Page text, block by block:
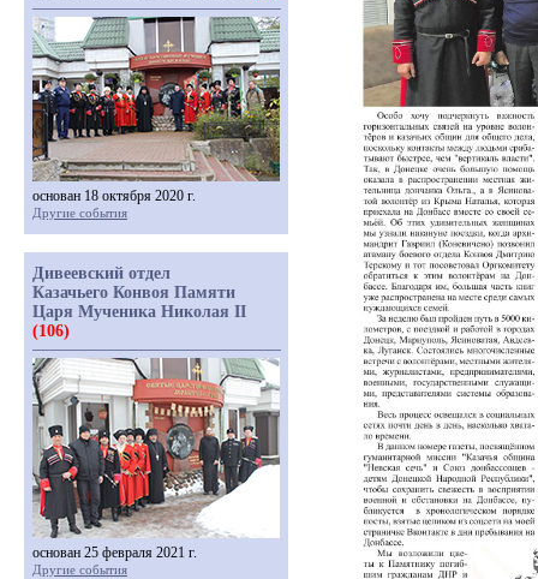
основан 18 октября 2020 г.
Другие события
Дивеевский отдел
Казачьего Конвоя Памяти
Царя Мученика Николая II
(106)
основан 25 февраля 2021 г.
Другие события